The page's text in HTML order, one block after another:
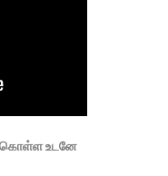
கொள்ள உடனே